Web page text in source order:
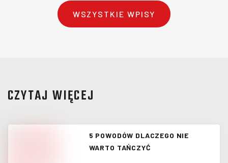
WSZYSTKIE WPISY
CZYTAJ WIĘCEJ
5 POWODÓW DLACZEGO NIE
WARTO TAŃCZYĆ